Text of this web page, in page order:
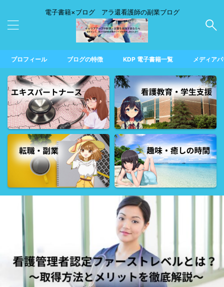
電子書籍×ブログ アラ還看護師の副業ブログ
プロフィール ブログの特徴 KDP 電子書籍一覧 メディア